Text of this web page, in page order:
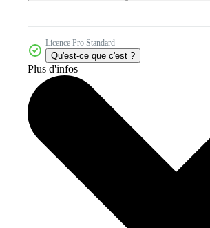
Licence Pro Standard
Qu'est-ce que c'est ?
Plus d'infos